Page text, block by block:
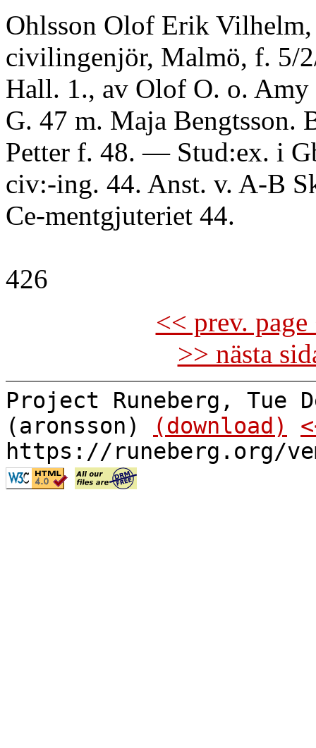
Ohlsson Olof Erik Vilhelm,
civilingenjör, Malmö, f. 5/
Hall. 1., av Olof O. o. Amy
G. 47 m. Maja Bengtsson.
Petter f. 48. — Stud:ex. i
civ:-ing. 44. Anst. v. A-B
Ce-mentgjuteriet 44.
426
<< prev.
>> nästa
Project Runeberg, Tue
(aronsson)
(download)
https://runeberg.org/